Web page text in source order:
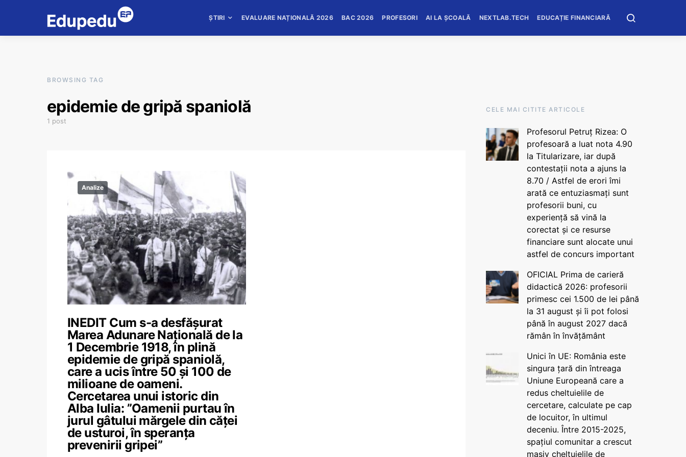
ȘTIRI EVALUARE NAȚIONALĂ 2026 BAC 2026 PROFESORI AI LA ȘCOALĂ NEXTLAB.TECH EDUCAȚIE FINANCIARĂ
BROWSING TAG
epidemie de gripă spaniolă
1 post
Analize
INEDIT Cum s-a desfășurat
Marea Adunare Națională de la
1 Decembrie 1918, în plină
epidemie de gripă spaniolă,
care a ucis între 50 și 100 de
milioane de oameni.
Cercetarea unui istoric din
Alba Iulia: ”Oamenii purtau în
jurul gâtului mărgele din căței
de usturoi, în speranța
prevenirii gripei”
CELE MAI CITITE ARTICOLE
Profesorul Petruț Rizea: O
profesoară a luat nota 4.90
la Titularizare, iar după
contestații nota a ajuns la
8.70 / Astfel de erori îmi
arată ce entuziasmați sunt
profesorii buni, cu
experiență să vină la
corectat și ce resurse
financiare sunt alocate unui
astfel de concurs important
OFICIAL Prima de carieră
didactică 2026: profesorii
primesc cei 1.500 de lei până
la 31 august și îi pot folosi
până în august 2027 dacă
rămân în învățământ
Unici în UE: România este
singura țară din întreaga
Uniune Europeană care a
redus cheltuielile de
cercetare, calculate pe cap
de locuitor, în ultimul
deceniu. Între 2015-2025,
spațiul comunitar a crescut
masiv cheltuielile de